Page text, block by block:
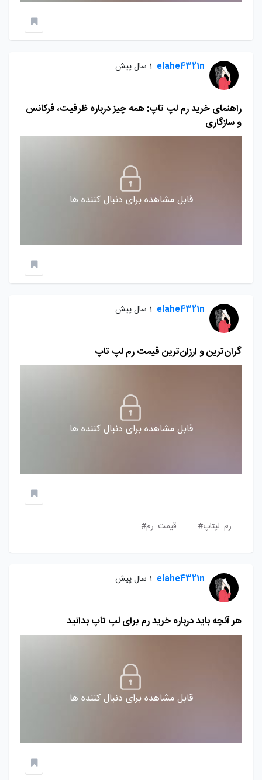
elahe4321n 1 سال پیش
راهنمای خرید رم لپ تاپ: همه چیز درباره ظرفیت، فرکانس
و سازگاری
قابل مشاهده برای دنبال کننده ها
elahe4321n 1 سال پیش
گران‌ترین و ارزان‌ترین قیمت رم‌ لپ تاپ
قابل مشاهده برای دنبال کننده ها
رم_لپتاپ# قیمت_رم#
elahe4321n 1 سال پیش
هر آنچه باید درباره خرید رم برای لپ تاپ بدانید
قابل مشاهده برای دنبال کننده ها